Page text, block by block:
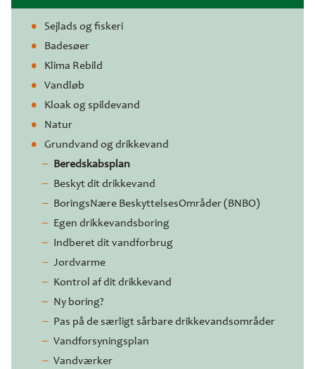
Sejlads og fiskeri
Badesøer
Klima Rebild
Vandløb
Kloak og spildevand
Natur
Grundvand og drikkevand
Beredskabsplan
Beskyt dit drikkevand
BoringsNære BeskyttelsesOmråder (BNBO)
Egen drikkevandsboring
Indberet dit vandforbrug
Jordvarme
Kontrol af dit drikkevand
Ny boring?
Pas på de særligt sårbare drikkevandsområder
Vandforsyningsplan
Vandværker